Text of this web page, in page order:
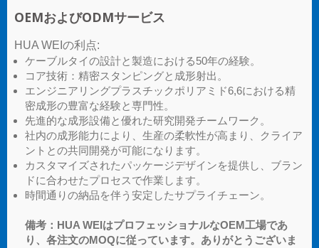
OEMおよびODMサービス
HUA WEIの利点:
ケーブルタイの設計と製造における50年の経験。
コア技術：精密スタンピングと成形射出。
エンジニアリングプラスチックポリアミド6,6における精
密成形の豊富な経験と専門性。
先進的な成形設備と優れた研究開発チームワーク。
社内の成形能力により、生産の柔軟性が高まり、クライア
ントとの共同開発が可能になります。
カスタマイズされたパッケージデザインを提供し、ブラン
ドに合わせたプロセスで作業します。
時間通りの納品を伴う安定したサプライチェーン。
備考：HUA WEIはプロフェッショナルなOEM工場であ
り、各注文のMOQに従っています。ありがとうございま